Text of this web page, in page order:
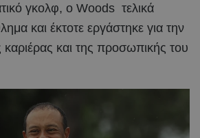
γκολφ, ο Woods τελικά
και έκτοτε εργάστηκε για την
και της προσωπικής του